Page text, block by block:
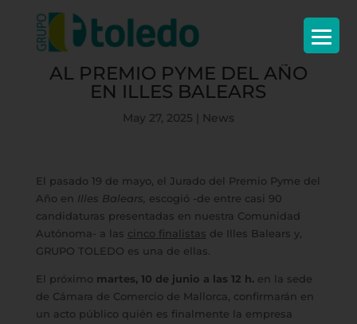
GRUPO TOLEDO FINALISTA
AL PREMIO PYME DEL AÑO
EN ILLES BALEARS
May 27, 2025 News
El pasado 19 de mayo, el Jurado del Premio Pyme del
Año en Illes Balears, escogió -de entre casi 90
candidaturas presentadas en nuestra Comunidad
Autónoma- a las cinco finalistas de Illes Balears y,
GRUPO TOLEDO es una de ellas.
El próximo martes, 10 de junio a las 12 h.en la sede
de Cámara de Comercio de Mallorca, confirmarán en
un acto público quién es finalmente la empresa